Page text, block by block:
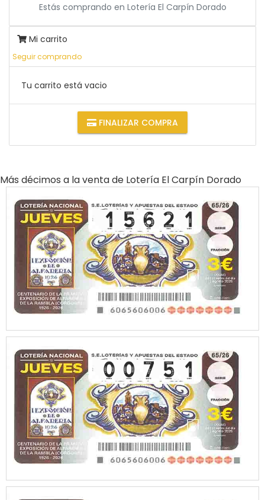
Estás comprando en Lotería El Carpín Dorado
Mi carrito
Seguir comprando
Tu carrito está vacio
FINALIZAR COMPRA
Más décimos a la venta de Lotería El Carpín Dorado